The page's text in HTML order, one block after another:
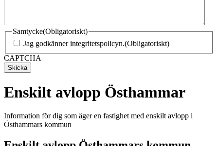
Samtycke(Obligatoriskt)
Jag godkänner integritetspolicyn.(Obligatoriskt)
CAPTCHA
Enskilt avlopp Östhammar
Information för dig som äger en fastighet med enskilt avlopp i
Östhammars kommun